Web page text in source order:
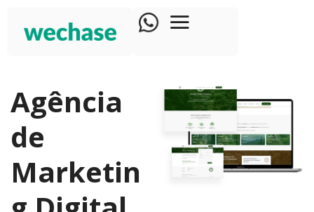
Agência
de
Marketin